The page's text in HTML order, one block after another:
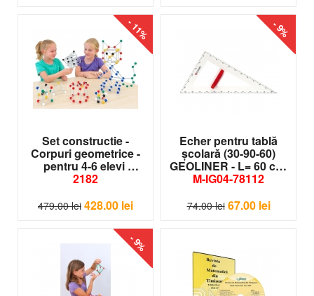
- 11%
Set constructie -
Corpuri geometrice -
pentru 4-6 elevi
2182
479.00 lei 428.00 lei
- 9%
Echer pentru tablă
şcolară (30-90-60)
GEOLINER - L= 60 cm
M-IG04-78112
74.00 lei 67.00 lei
- 9%